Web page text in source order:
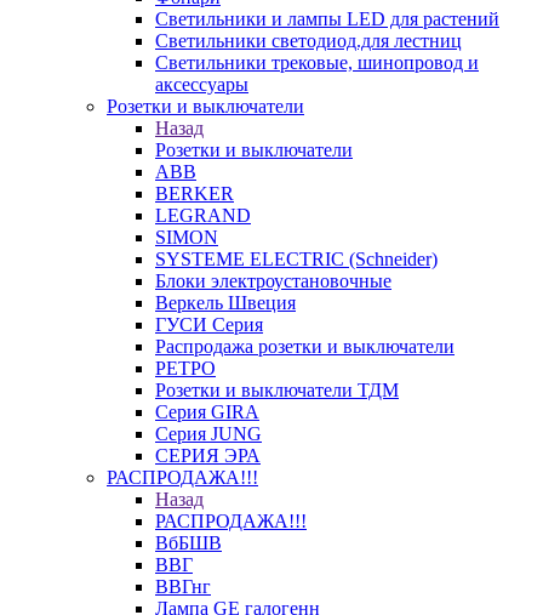
Светильники и лампы LED для растений
Светильники светодиод.для лестниц
Светильники трековые, шинопровод и
аксессуары
Розетки и выключатели
Назад
Розетки и выключатели
ABB
BERKER
LEGRAND
SIMON
SYSTEME ELECTRIC (Schneider)
Блоки электроустановочные
Веркель Швеция
ГУСИ Серия
Распродажа розетки и выключатели
РЕТРО
Розетки и выключатели ТДМ
Серия GIRA
Серия JUNG
СЕРИЯ ЭРА
РАСПРОДАЖА!!!
Назад
РАСПРОДАЖА!!!
ВбБШВ
ВВГ
ВВГнг
Лампа GE галогенн